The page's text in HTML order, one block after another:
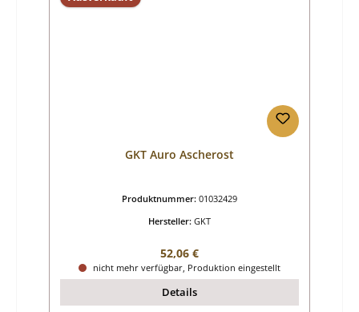
GKT Auro Ascherost
Produktnummer: 01032429
Hersteller: GKT
Regulärer Preis:
52,06 €
nicht mehr verfügbar, Produktion eingestellt
Details